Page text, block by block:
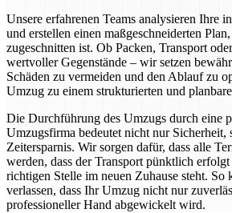
Unsere erfahrenen Teams analysieren Ihre
und erstellen einen maßgeschneiderten
zugeschnitten ist. Ob Packen, Transport
wertvoller Gegenstände – wir setzen
Schäden zu vermeiden und den Ablauf zu
Umzug zu einem strukturierten und
Die Durchführung des Umzugs durch eine
Umzugsfirma bedeutet nicht nur Sicherheit,
Zeitersparnis. Wir sorgen dafür, dass alle
werden, dass der Transport pünktlich erfolgt
richtigen Stelle im neuen Zuhause steht. So
verlassen, dass Ihr Umzug nicht nur
professioneller Hand abgewickelt wird.